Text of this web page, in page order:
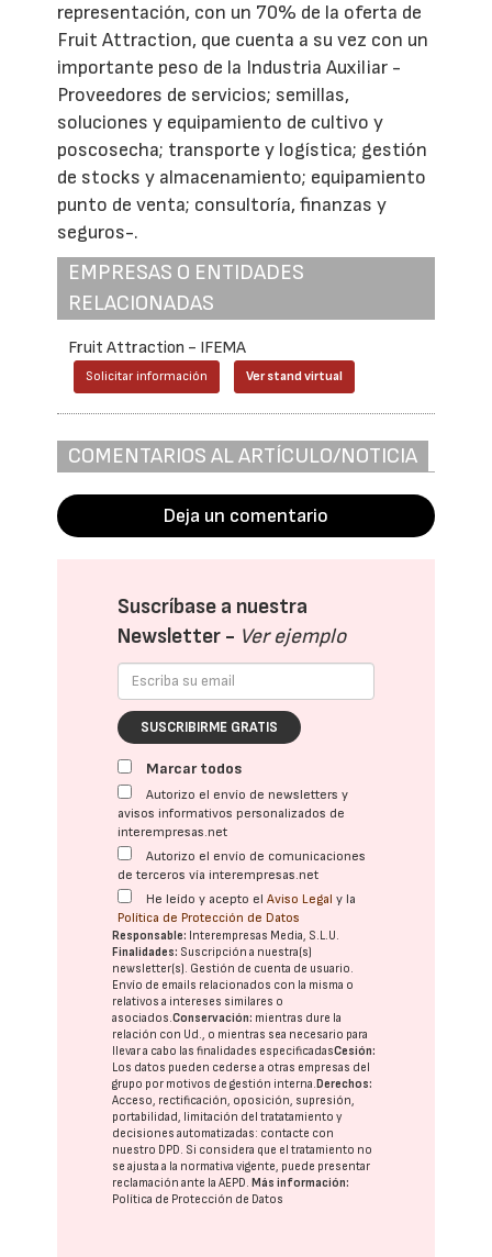
representación, con un 70% de la oferta de
Fruit Attraction, que cuenta a su vez con un
importante peso de la Industria Auxiliar -
Proveedores de servicios; semillas,
soluciones y equipamiento de cultivo y
poscosecha; transporte y logística; gestión
de stocks y almacenamiento; equipamiento
punto de venta; consultoría, finanzas y
seguros-.
EMPRESAS O ENTIDADES
RELACIONADAS
Fruit Attraction - IFEMA
Solicitar información Ver stand virtual
COMENTARIOS AL ARTÍCULO/NOTICIA
Deja un comentario
Suscríbase a nuestra
Newsletter - Ver ejemplo
SUSCRIBIRME GRATIS
Marcar todos
Autorizo el envío de newsletters y
avisos informativos personalizados de
interempresas.net
Autorizo el envío de comunicaciones
de terceros vía interempresas.net
He leído y acepto elAviso Legal y la
Política de Protección de Datos
Responsable: Interempresas Media, S.L.U.
Finalidades: Suscripción a nuestra(s)
newsletter(s). Gestión de cuenta de usuario.
Envío de emails relacionados con la misma o
relativos a intereses similares o
asociados.Conservación: mientras dure la
relación con Ud., o mientras sea necesario para
llevar a cabo las finalidades especificadasCesión:
Los datos pueden cederse a otras empresas del
grupo por motivos de gestión interna.Derechos:
Acceso, rectificación, oposición, supresión,
portabilidad, limitación del tratatamiento y
decisiones automatizadas: contacte con
nuestro DPD. Si considera que el tratamiento no
se ajusta a la normativa vigente, puede presentar
reclamación ante laAEPD.Más información:
Política de Protección de Datos